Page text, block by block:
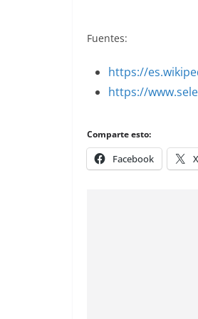
Fuentes:
https://
https://
Comparte esto:
Facebook X